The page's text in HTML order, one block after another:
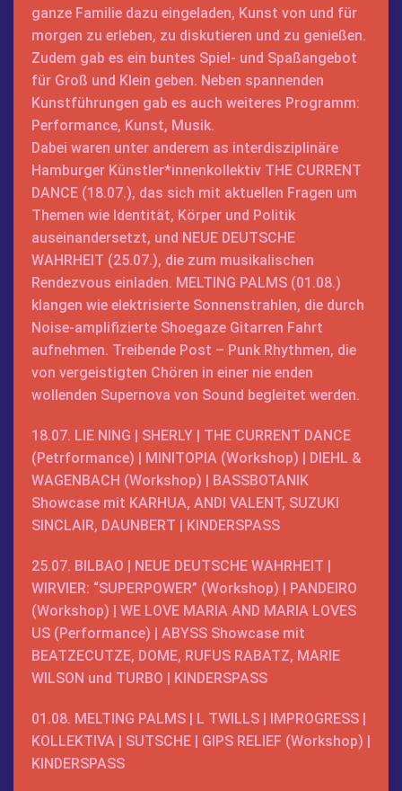
ganze Familie dazu eingeladen, Kunst von und für
morgen zu erleben, zu diskutieren und zu genießen.
Zudem gab es ein buntes Spiel- und Spaßangebot
für Groß und Klein geben. Neben spannenden
Kunstführungen gab es auch weiteres Programm:
Performance, Kunst, Musik.
Dabei waren unter anderem as interdisziplinäre
Hamburger Künstler*innenkollektiv THE CURRENT
DANCE (18.07.), das sich mit aktuellen Fragen um
Themen wie Identität, Körper und Politik
auseinandersetzt, und NEUE DEUTSCHE
WAHRHEIT (25.07.), die zum musikalischen
Rendezvous einladen. MELTING PALMS (01.08.)
klangen wie elektrisierte Sonnenstrahlen, die durch
Noise-amplifizierte Shoegaze Gitarren Fahrt
aufnehmen. Treibende Post – Punk Rhythmen, die
von vergeistigten Chören in einer nie enden
wollenden Supernova von Sound begleitet werden.
18.07. LIE NING | SHERLY | THE CURRENT DANCE
(Petrformance) | MINITOPIA (Workshop) | DIEHL &
WAGENBACH (Workshop) | BASSBOTANIK
Showcase mit KARHUA, ANDI VALENT, SUZUKI
SINCLAIR, DAUNBERT | KINDERSPASS
25.07. BILBAO | NEUE DEUTSCHE WAHRHEIT |
WIRVIER: “SUPERPOWER” (Workshop) | PANDEIRO
(Workshop) | WE LOVE MARIA AND MARIA LOVES
US (Performance) | ABYSS Showcase mit
BEATZECUTZE, DOME, RUFUS RABATZ, MARIE
WILSON und TURBO | KINDERSPASS
01.08. MELTING PALMS | L TWILLS | IMPROGRESS |
KOLLEKTIVA | SUTSCHE | GIPS RELIEF (Workshop) |
KINDERSPASS